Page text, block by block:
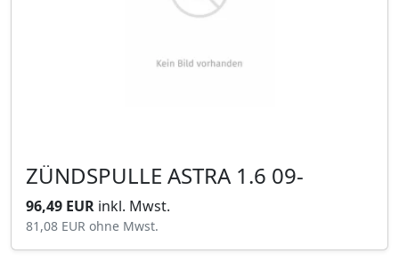
ZÜNDSPULLE ASTRA 1.6 09-
96,49 EUR inkl. Mwst.
81,08 EUR ohne Mwst.